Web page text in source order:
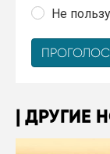
Не
ДРУГИЕ